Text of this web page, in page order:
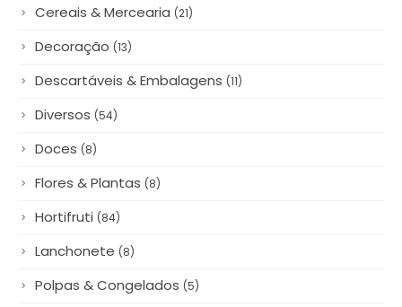
Cereais & Mercearia (21)
Decoração (13)
Descartáveis & Embalagens (11)
Diversos (54)
Doces (8)
Flores & Plantas (8)
Hortifruti (84)
Lanchonete (8)
Polpas & Congelados (5)